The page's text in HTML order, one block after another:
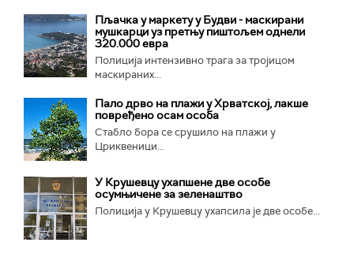
Пљачка у маркету у Будви - маскирани
мушкарци уз претњу пиштољем однели
320.000 евра
Полиција интензивно трага за тројицом
маскираних...
Пало дрво на плажи у Хрватској, лакше
повређено осам особа
Стабло бора се срушило на плажи у
Цриквеници...
У Крушевцу ухапшене две особе
осумњичене за зеленаштво
Полиција у Крушевцу ухапсила је две особе...